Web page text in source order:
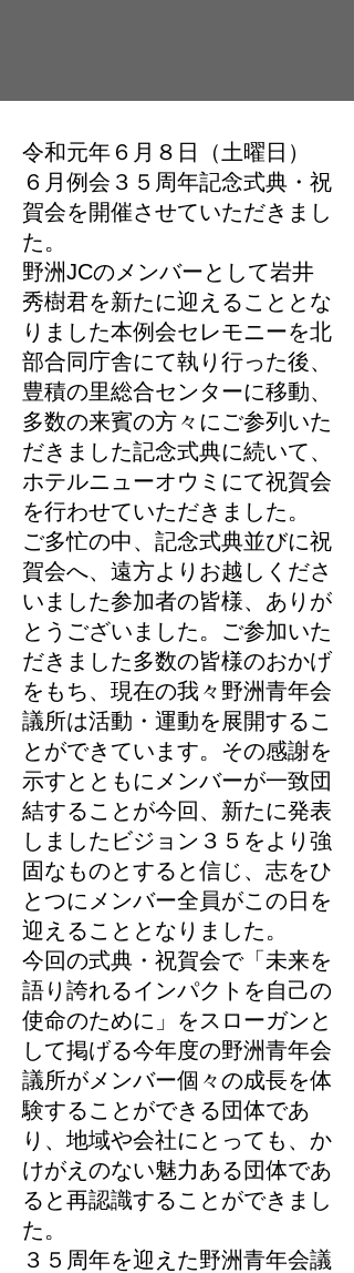
令和元年６月８日（土曜日）
６月例会３５周年記念式典・祝
賀会を開催させていただきまし
た。
野洲JCのメンバーとして岩井
秀樹君を新たに迎えることとな
りました本例会セレモニーを北
部合同庁舎にて執り行った後、
豊積の里総合センターに移動、
多数の来賓の方々にご参列いた
だきました記念式典に続いて、
ホテルニューオウミにて祝賀会
を行わせていただきました。
ご多忙の中、記念式典並びに祝
賀会へ、遠方よりお越しくださ
いました参加者の皆様、ありが
とうございました。ご参加いた
だきました多数の皆様のおかげ
をもち、現在の我々野洲青年会
議所は活動・運動を展開するこ
とができています。その感謝を
示すとともにメンバーが一致団
結することが今回、新たに発表
しましたビジョン３５をより強
固なものとすると信じ、志をひ
とつにメンバー全員がこの日を
迎えることとなりました。
今回の式典・祝賀会で「未来を
語り誇れるインパクトを自己の
使命のために」をスローガンと
して掲げる今年度の野洲青年会
議所がメンバー個々の成長を体
験することができる団体であ
り、地域や会社にとっても、か
けがえのない魅力ある団体であ
ると再認識することができまし
た。
３５周年を迎えた野洲青年会議